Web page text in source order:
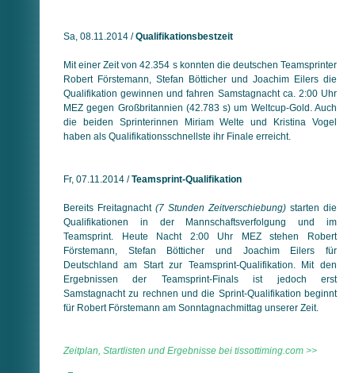
Sa, 08.11.2014 /Qualifikationsbestzeit
Mit einer Zeit von 42.354 s konnten die deutschen Teamsprinter
Robert Förstemann, Stefan Bötticher und Joachim Eilers die
Qualifikation gewinnen und fahren Samstagnacht ca. 2:00 Uhr
MEZ gegen Großbritannien (42.783 s) um Weltcup-Gold. Auch
die beiden Sprinterinnen Miriam Welte und Kristina Vogel
haben als Qualifikationsschnellste ihr Finale erreicht.
Fr, 07.11.2014 /Teamsprint-Qualifikation
Bereits Freitagnacht (7 Stunden Zeitverschiebung) starten die
Qualifikationen in der Mannschaftsverfolgung und im
Teamsprint. Heute Nacht 2:00 Uhr MEZ stehen Robert
Förstemann, Stefan Bötticher und Joachim Eilers für
Deutschland am Start zur Teamsprint-Qualifikation. Mit den
Ergebnissen der Teamsprint-Finals ist jedoch erst
Samstagnacht zu rechnen und die Sprint-Qualifikation beginnt
für Robert Förstemann am Sonntagnachmittag unserer Zeit.
Zeitplan, Startlisten und Ergebnisse bei tissottiming.com >>